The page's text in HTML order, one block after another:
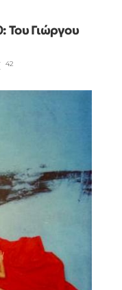
Του Γιώργου
42